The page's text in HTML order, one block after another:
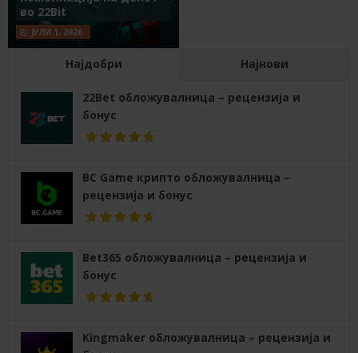
во 22Bit
ЈУЛИ 1, 2026
Најдобри Најнови
22Bet обложувалница – рецензија и
бонус
BC Game крипто обложувалница –
рецензија и бонус
Bet365 обложувалница – рецензија и
бонус
Kingmaker обложувалница – рецензија и